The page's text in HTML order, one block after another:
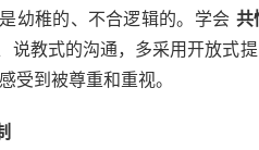
幼稚的、不合逻辑的。学会 共
说教式的沟通，多采用开放式
受到被尊重和重视。